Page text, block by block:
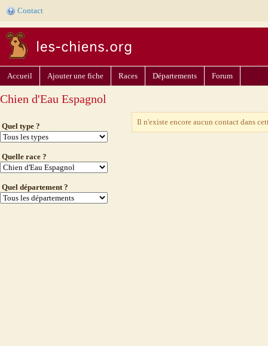
Contact
Accueil Ajouter une fiche Races Départements Forum
Chien d'Eau Espagnol
Quel type ?
Quelle race ?
Quel département ?
Il n'existe encore aucun contact dans